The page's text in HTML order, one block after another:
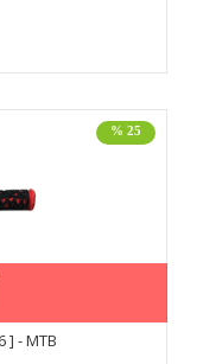
% 25
] - MTB